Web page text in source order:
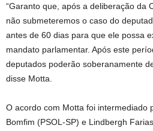
“Garanto que, após a deliberação da
não submeteremos o caso do
antes de 60 dias para que ele possa
mandato parlamentar. Após este
deputados poderão soberanamente
disse Motta.
O acordo com Motta foi intermediado
Bomfim (PSOL-SP) e Lindbergh